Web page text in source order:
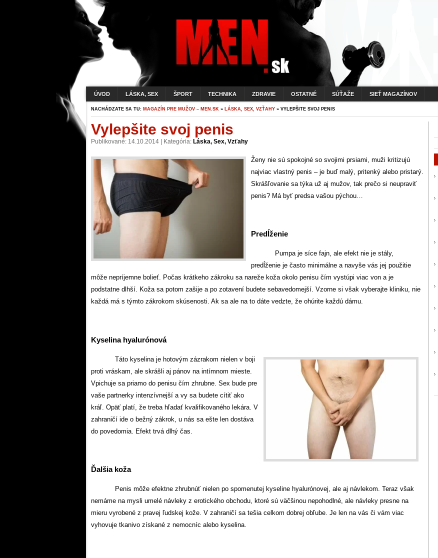
ÚVOD LÁSKA, SEX ŠPORT TECHNIKA ZDRAVIE OSTATNÉ SÚŤAŽE SIEŤ MAGAZÍNOV
NACHÁDZATE SA TU: MAGAZÍN PRE MUŽOV – MEN.SK » LÁSKA, SEX, VZŤAHY » VYLEPŠITE SVOJ PENIS
Vylepšite svoj penis
Publikované: 14.10.2014 | Kategória: Láska, Sex, Vzťahy
Ženy nie sú spokojné so svojimi prsiami, muži kritizujú
najviac vlastný penis – je buď malý, pritenký alebo pristarý.
Skrášľovanie sa týka už aj mužov, tak prečo si neupraviť
penis? Má byť predsa vašou pýchou…
Predĺženie
Pumpa je síce fajn, ale efekt nie je stály,
predĺženie je často minimálne a navyše vás jej použitie
môže nepríjemne bolieť. Počas krátkeho zákroku sa nareže koža okolo penisu čím vystúpi viac von a je
podstatne dlhší. Koža sa potom zašije a po zotavení budete sebavedomejší. Vzorne si však vyberajte kliniku, nie
každá má s týmto zákrokom skúsenosti. Ak sa ale na to dáte vedzte, že ohúrite každú dámu.
Kyselina hyalurónová
Táto kyselina je hotovým zázrakom nielen v boji
proti vráskam, ale skrášli aj pánov na intímnom mieste.
Vpichuje sa priamo do penisu čím zhrubne. Sex bude pre
vaše partnerky intenzívnejší a vy sa budete cítiť ako
kráľ. Opäť platí, že treba hľadať kvalifikovaného lekára. V
zahraničí ide o bežný zákrok, u nás sa ešte len dostáva
do povedomia. Efekt trvá dlhý čas.
Ďalšia koža
Penis môže efektne zhrubnúť nielen po spomenutej kyseline hyalurónovej, ale aj návlekom. Teraz však
nemáme na mysli umelé návleky z erotického obchodu, ktoré sú väčšinou nepohodlné, ale návleky presne na
mieru vyrobené z pravej ľudskej kože. V zahraničí sa tešia celkom dobrej obľube. Je len na vás či vám viac
vyhovuje tkanivo získané z nemocníc alebo kyselina.